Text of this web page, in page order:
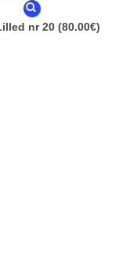
nr 20 (80.00€)